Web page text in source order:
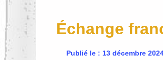
Échange
Publié le : 13 décembre